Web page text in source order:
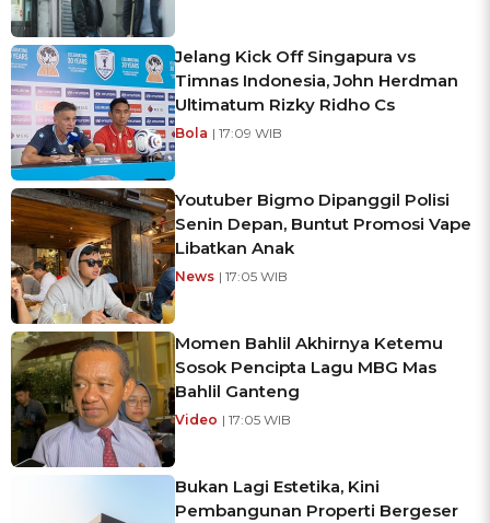
Jelang Kick Off Singapura vs
Timnas Indonesia, John Herdman
Ultimatum Rizky Ridho Cs
Bola | 17:09 WIB
Youtuber Bigmo Dipanggil Polisi
Senin Depan, Buntut Promosi Vape
Libatkan Anak
News | 17:05 WIB
Momen Bahlil Akhirnya Ketemu
Sosok Pencipta Lagu MBG Mas
Bahlil Ganteng
Video | 17:05 WIB
Bukan Lagi Estetika, Kini
Pembangunan Properti Bergeser